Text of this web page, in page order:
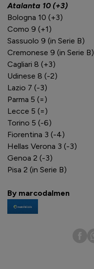
Atalanta 10 (+3)
Bologna 10 (+3)
Como 9 (+1)
Sassuolo 9 (in Serie B)
Cremonese 9 (in Serie B)
Cagliari 8 (+3)
Udinese 8 (-2)
Lazio 7 (-3)
Parma 5 (=)
Lecce 5 (=)
Torino 5 (-6)
Fiorentina 3 (-4)
Hellas Verona 3 (-3)
Genoa 2 (-3)
Pisa 2 (in Serie B)
By marcodalmen